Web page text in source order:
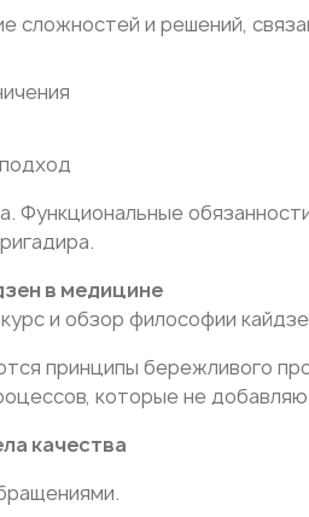
сложностей и решений,
Функциональные
в медицине
и обзор философии
принципы бережливого
которые не
качества